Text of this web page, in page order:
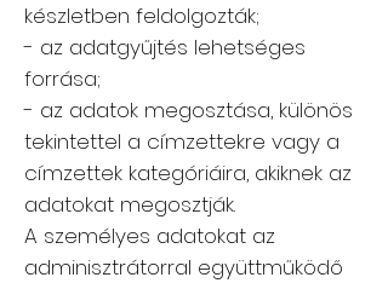
készletben feldolgozták;
- az adatgyűjtés lehetséges
forrása;
- az adatok megosztása, különös
tekintettel a címzettekre vagy a
címzettek kategóriáira, akiknek az
adatokat megosztják.
A személyes adatokat az
adminisztrátorral együttműködő